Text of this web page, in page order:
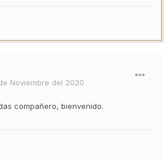
Noviembre del 2020
compañero, bienvenido.